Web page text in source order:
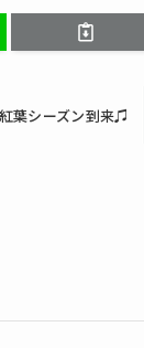
紅葉シーズン到来♫